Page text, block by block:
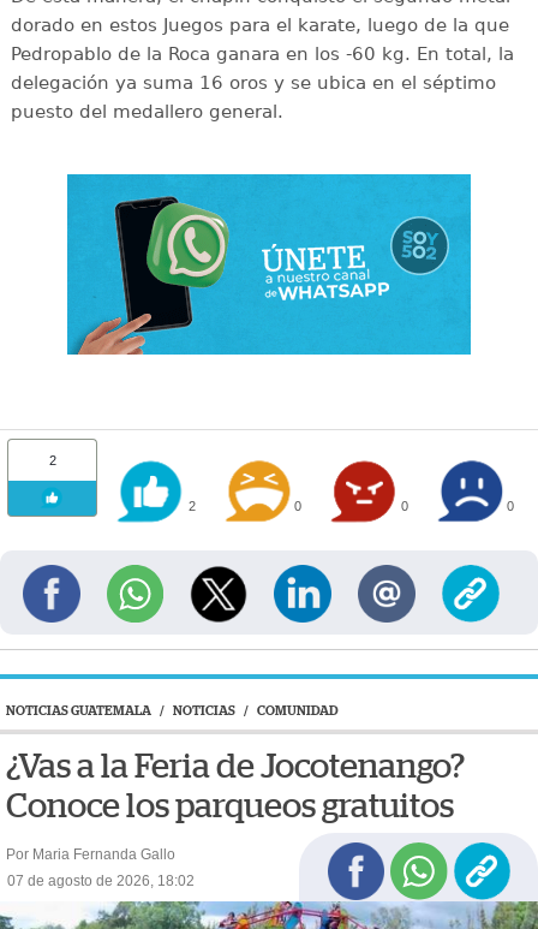
dorado en estos Juegos para el karate, luego de la que
Pedropablo de la Roca ganara en los -60 kg. En total, la
delegación ya suma 16 oros y se ubica en el séptimo
puesto del medallero general.
2
2 0 0 0
NOTICIAS GUATEMALA / NOTICIAS / COMUNIDAD
¿Vas a la Feria de Jocotenango?
Conoce los parqueos gratuitos
Por Maria Fernanda Gallo
07 de agosto de 2026, 18:02